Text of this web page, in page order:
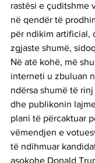
rastësi e çuditshme
në qendër të
për ndikim artificial,
zgjaste shumë,
Në atë kohë, më
interneti u zbuluan
ndërsa shumë të
dhe publikonin
plani të përcaktuar
vëmendjen e
të ndihmuar
asokohe Donald